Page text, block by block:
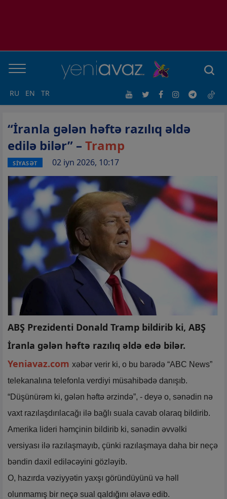
RU EN TR
“İranla gələn həftə razılıq əldə
edilə bilər” – Tramp
SİYASƏT 02 iyn 2026, 10:17
ABŞ Prezidenti Donald Tramp bildirib ki, ABŞ
İranla gələn həftə razılıq əldə edə bilər.
Yeniavaz.com xəbər verir ki, o bu barədə “ABC News”
telekanalına telefonla verdiyi müsahibədə danışıb.
“Düşünürəm ki, gələn həftə ərzində”, - deyə o, sənədin nə
vaxt razılaşdırılacağı ilə bağlı suala cavab olaraq bildirib.
Amerika lideri həmçinin bildirib ki, sənədin əvvəlki
versiyası ilə razılaşmayıb, çünki razılaşmaya daha bir neçə
bəndin daxil ediləcəyini gözləyib.
O, hazırda vəziyyətin yaxşı göründüyünü və həll
olunmamış bir neçə sual qaldığını əlavə edib.